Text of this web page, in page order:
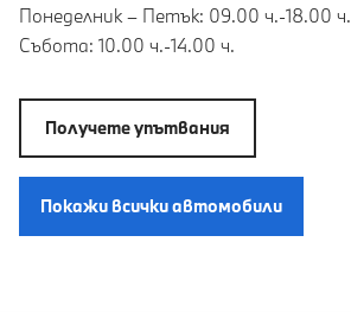
Понеделник – Петък: 09.00 ч.-18.00 ч.
Събота: 10.00 ч.-14.00 ч.
Получете упътвания
Покажи всички автомобили